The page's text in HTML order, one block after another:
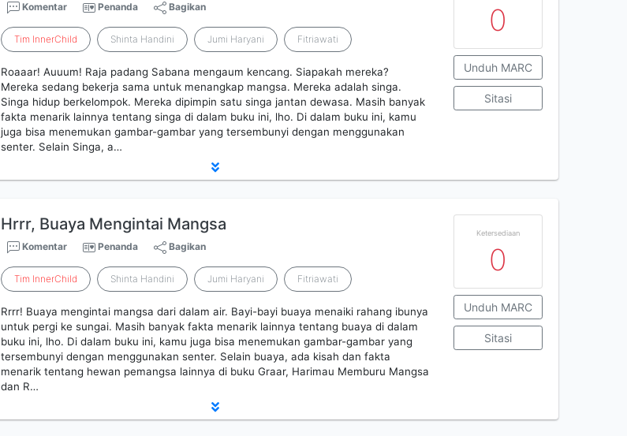
Komentar Penanda Bagikan
Tim InnerChild Shinta Handini Jumi Haryani Fitriawati
Roaaar! Auuum! Raja padang Sabana mengaum kencang. Siapakah mereka?
Mereka sedang bekerja sama untuk menangkap mangsa. Mereka adalah singa.
Singa hidup berkelompok. Mereka dipimpin satu singa jantan dewasa. Masih banyak
fakta menarik lainnya tentang singa di dalam buku ini, lho. Di dalam buku ini, kamu
juga bisa menemukan gambar-gambar yang tersembunyi dengan menggunakan
senter. Selain Singa, a…
0
Unduh MARC
Sitasi
Hrrr, Buaya Mengintai Mangsa
Komentar Penanda Bagikan
Tim InnerChild Shinta Handini Jumi Haryani Fitriawati
Rrrr! Buaya mengintai mangsa dari dalam air. Bayi-bayi buaya menaiki rahang ibunya
untuk pergi ke sungai. Masih banyak fakta menarik lainnya tentang buaya di dalam
buku ini, lho. Di dalam buku ini, kamu juga bisa menemukan gambar-gambar yang
tersembunyi dengan menggunakan senter. Selain buaya, ada kisah dan fakta
menarik tentang hewan pemangsa lainnya di buku Graar, Harimau Memburu Mangsa
dan R…
Ketersediaan
0
Unduh MARC
Sitasi